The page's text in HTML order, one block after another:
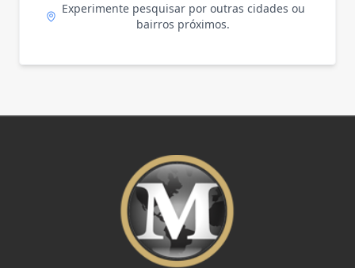
Experimente pesquisar por outras cidades ou
bairros próximos.